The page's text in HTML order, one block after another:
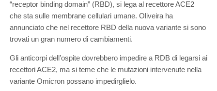
“receptor binding domain” (RBD), si lega al recettore ACE2
che sta sulle membrane cellulari umane. Oliveira ha
annunciato che nel recettore RBD della nuova variante si sono
trovati un gran numero di cambiamenti.
Gli anticorpi dell’ospite dovrebbero impedire a RDB di legarsi ai
recettori ACE2, ma si teme che le mutazioni intervenute nella
variante Omicron possano impedirglielo.